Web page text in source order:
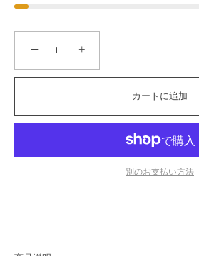
− +
カートに追加
別のお支払い方法